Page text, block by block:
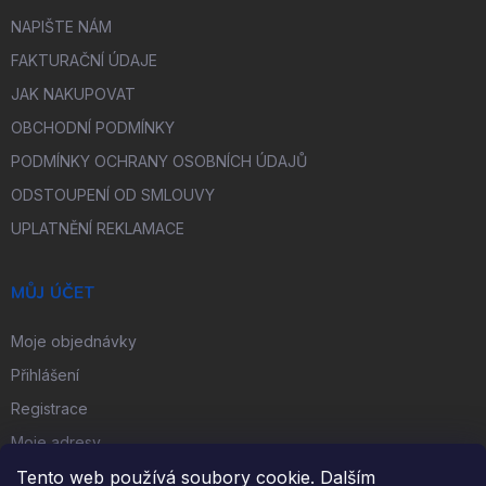
Tento web používá soubory cookie. Dalším
NAPIŠTE NÁM
FAKTURAČNÍ ÚDAJE
JAK NAKUPOVAT
OBCHODNÍ PODMÍNKY
PODMÍNKY OCHRANY OSOBNÍCH ÚDAJŮ
ODSTOUPENÍ OD SMLOUVY
UPLATNĚNÍ REKLAMACE
MŮJ ÚČET
Moje objednávky
Přihlášení
Registrace
Moje adresy